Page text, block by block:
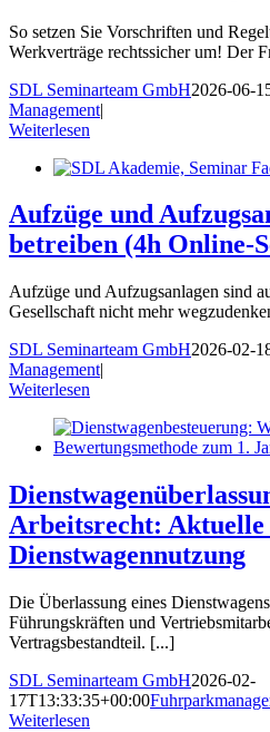
So setzen Sie Vorschriften und
Werkverträge rechtssicher um! Der
SDL Seminarteam GmbH2026-06-
Management|
Weiterlesen
Aufzüge und
betreiben (4h Online-
Aufzüge und Aufzugsanlagen sind
Gesellschaft nicht mehr
SDL Seminarteam GmbH2026-02-
Management|
Weiterlesen
Arbeitsrecht: Aktuelle
Dienstwagennutzung
Die Überlassung eines
Führungskräften und
Vertragsbestandteil. [...]
SDL Seminarteam GmbH2026-02-
17T13:33:35+00:00
Weiterlesen